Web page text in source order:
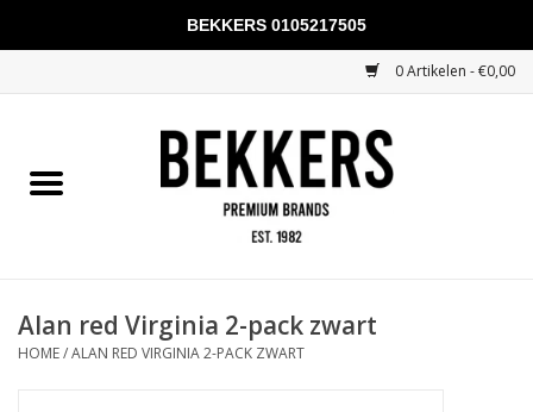
0 Artikelen - €0,00
Mannen
KADOBONNEN
Alan red Virginia 2-pack zwart
HOME/ALAN RED VIRGINIA 2-PACK ZWART
BEKKERS 0105217505